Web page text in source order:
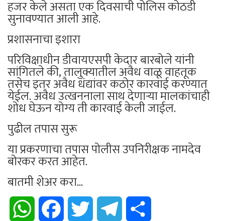
हजर केले असता एक दिवसाची पोलिस कोठडी
सुनावण्यात आली आहे.
प्रशासनाचा इशारा
परिविक्षाधीन डीवायएसपी केदार बारबोले यांनी
सांगितले की, तालुक्यातील अवैध वाळू वाहतूक
तसेच इतर अवैध धंद्यांवर कठोर कारवाई करण्यात
येईल. अवैध उत्खननाला साथ देणाऱ्या मालकांचाही
शोध घेऊन योग्य ती कारवाई केली जाईल.
पुढील तपास सुरू
या प्रकरणाचा तपास पोलीस उपनिरीक्षक नामदेव
बोरकर करत आहेत.
बातमी शेअर करा...
WhatsApp Facebook Twitter Telegram